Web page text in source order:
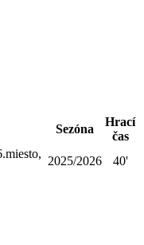
Sezóna
Hrací
čas
2025/2026 40'